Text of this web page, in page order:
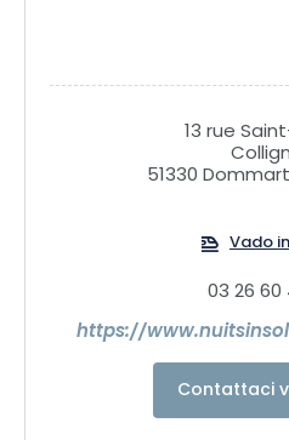
13 rue
51330
Vado
03 26 60
https://
Contattaci